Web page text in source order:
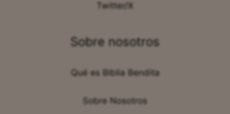
Twitter/X
Sobre nosotros
Qué es Biblia Bendita
Sobre Nosotros